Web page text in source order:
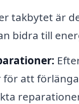
takbytet är
bidra till
att